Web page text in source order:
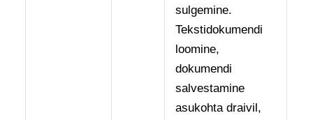
sulgemine.
Tekstidokumendi
loomine,
dokumendi
salvestamine
asukohta draivil,